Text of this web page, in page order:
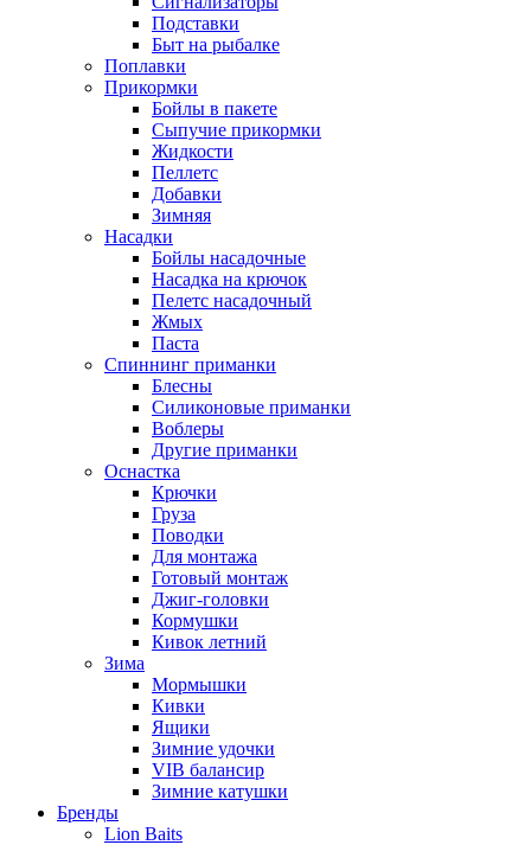
Подставки
Быт на рыбалке
Поплавки
Прикормки
Бойлы в пакете
Сыпучие прикормки
Жидкости
Пеллетс
Добавки
Зимняя
Насадки
Бойлы насадочные
Насадка на крючок
Пелетс насадочный
Жмых
Паста
Спиннинг приманки
Блесны
Силиконовые приманки
Воблеры
Другие приманки
Оснастка
Крючки
Груза
Поводки
Для монтажа
Готовый монтаж
Джиг-головки
Кормушки
Кивок летний
Зима
Мормышки
Кивки
Ящики
Зимние удочки
VIB балансир
Зимние катушки
Бренды
Lion Baits